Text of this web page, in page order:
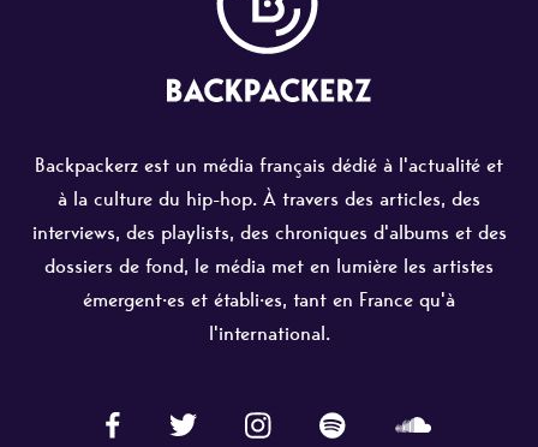
Backpackerz est un média français dédié à l'actualité et
à la culture du hip-hop. À travers des articles, des
interviews, des playlists, des chroniques d'albums et des
dossiers de fond, le média met en lumière les artistes
émergent·es et établi·es, tant en France qu'à
l'international.